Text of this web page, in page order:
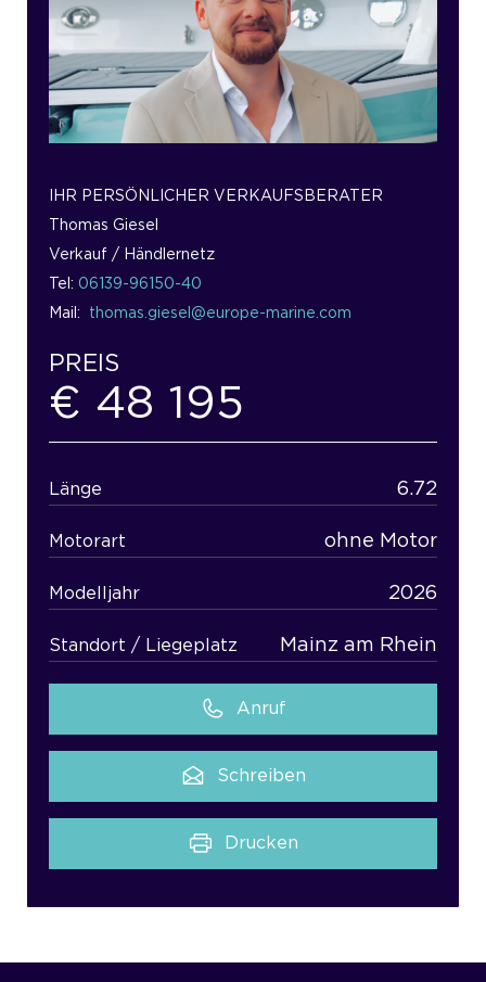
IHR PERSÖNLICHER VERKAUFSBERATER
Thomas Giesel
Verkauf / Händlernetz
Tel: 06139-96150-40
Mail: thomas.giesel@europe-marine.com
PREIS
€ 48 195
Länge 6.72
Motorart ohne Motor
Modelljahr 2026
Standort / Liegeplatz Mainz am Rhein
Anruf
Schreiben
Drucken